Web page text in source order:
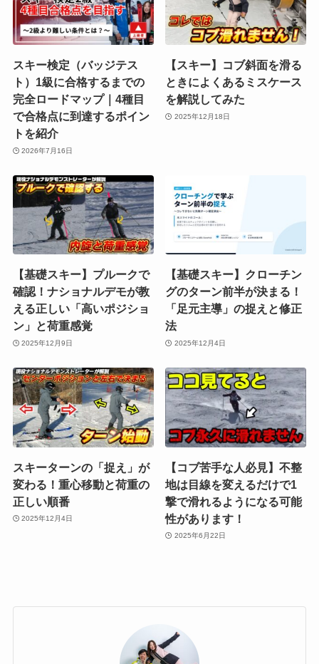
スキー検定（バッジテス
ト）1級に合格するまでの
完全ロードマップ｜4種目
で合格点に到達するポイン
トを紹介
2026年7月16日
【スキー】コブ斜面を滑る
ときによくあるミスケース
を解説してみた
2025年12月18日
【基礎スキー】プルークで
確認！ナショナルデモが教
える正しい「高いポジショ
ン」と荷重感覚
2025年12月9日
【基礎スキー】クローチン
グのターン前半が決まる！
「足元主導」の捉えと修正
法
2025年12月4日
スキーターンの「捉え」が
変わる！重心移動と荷重の
正しい順番
2025年12月4日
【コブ苦手な人必見】不整
地は目線を変えるだけで1
撃で滑れるようになる可能
性があります！
2025年6月22日